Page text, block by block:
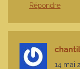
Répondre
14 mai